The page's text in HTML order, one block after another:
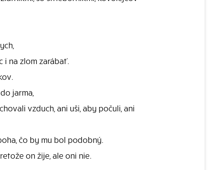
i na zlom zarábať.
jarma,
vzduch, ani uši, aby počuli, ani
čo by mu bol podobný.
on žije, ale oni nie.